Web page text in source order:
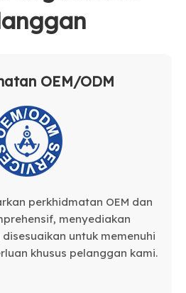
OEM/ODM
perkhidmatan OEM dan
menyediakan
untuk memenuhi
khusus pelanggan kami.